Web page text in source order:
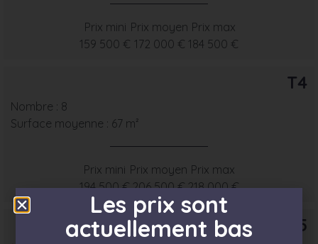
Prix mini
159 500 €
Prix moyen
172 000 €
Prix max
184 500 €
T4
Nombre : 8
Surface moyenne : 67 m²
Prix mini
194 500 €
Prix moyen
206 500 €
Prix max
218 000 €
T5
Les prix sont
actuellement bas